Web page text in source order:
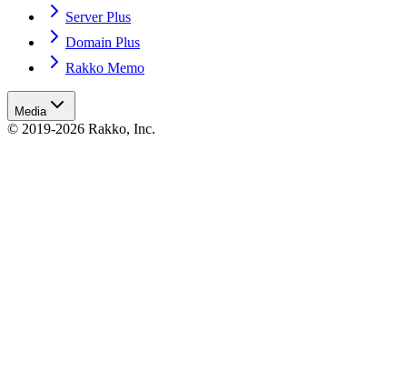
Server Plus
Domain Plus
Rakko Memo
Media
© 2019-2026 Rakko, Inc.